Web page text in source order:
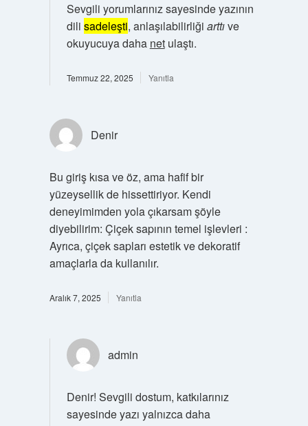
Sevgili yorumlarınız sayesinde yazının
dili sadeleşti, anlaşılabilirliği arttıve
okuyucuya daha netulaştı.
Temmuz 22, 2025 Yanıtla
Denir
Bu giriş kısa ve öz, ama hafif bir
yüzeysellik de hissettiriyor. Kendi
deneyimimden yola çıkarsam şöyle
diyebilirim: Çiçek sapının temel işlevleri :
Ayrıca, çiçek sapları estetik ve dekoratif
amaçlarla da kullanılır.
Aralık 7, 2025 Yanıtla
admin
Denir! Sevgili dostum, katkılarınız
sayesinde yazı yalnızca daha